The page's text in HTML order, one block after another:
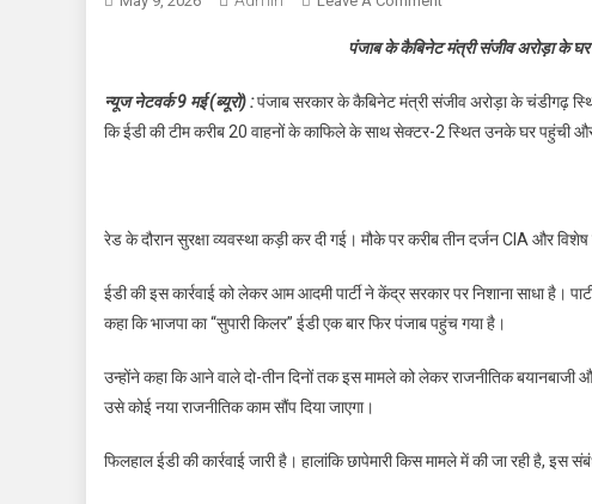
पंजाब के कैबिनेट मंत्री संजीव अरोड़ा के
न्यूज नेटवर्क 9 मई (ब्यूरो) :पंजाब सरकार के कैबिनेट मंत्री संजीव अरोड़ा के चंडीगढ़
कि ईडी की टीम करीब 20 वाहनों के काफिले के साथ सेक्टर-2 स्थित उनके घर पहुंची
रेड के दौरान सुरक्षा व्यवस्था कड़ी कर दी गई। मौके पर करीब तीन दर्जन CIA और
ईडी की इस कार्रवाई को लेकर आम आदमी पार्टी ने केंद्र सरकार पर निशाना साधा है।
कहा कि भाजपा का “सुपारी किलर” ईडी एक बार फिर पंजाब पहुंच गया है।
उन्होंने कहा कि आने वाले दो-तीन दिनों तक इस मामले को लेकर राजनीतिक
उसे कोई नया राजनीतिक काम सौंप दिया जाएगा।
फिलहाल ईडी की कार्रवाई जारी है। हालांकि छापेमारी किस मामले में की जा रही है,